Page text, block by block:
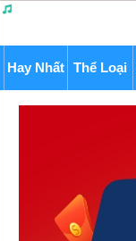
Hay Nhất Thể Loại